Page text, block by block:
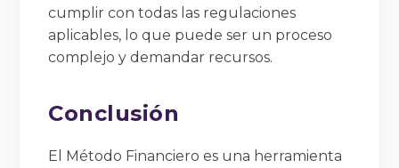
cumplir con todas las regulaciones
aplicables, lo que puede ser un proceso
complejo y demandar recursos.
Conclusión
El Método Financiero es una herramienta